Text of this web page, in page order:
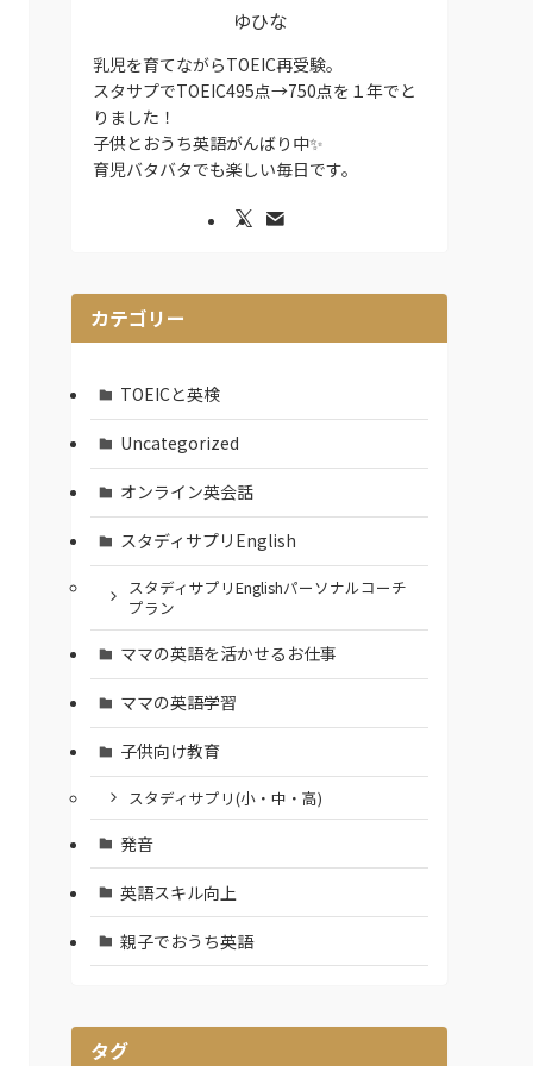
ゆひな
乳児を育てながらTOEIC再受験。
スタサプでTOEIC495点→750点を１年でと
りました！
子供とおうち英語がんばり中✨
育児バタバタでも楽しい毎日です。
カテゴリー
TOEICと英検
Uncategorized
オンライン英会話
スタディサプリEnglish
スタディサプリEnglishパーソナルコーチ
プラン
ママの英語を活かせるお仕事
ママの英語学習
子供向け教育
スタディサプリ(小・中・高)
発音
英語スキル向上
親子でおうち英語
タグ